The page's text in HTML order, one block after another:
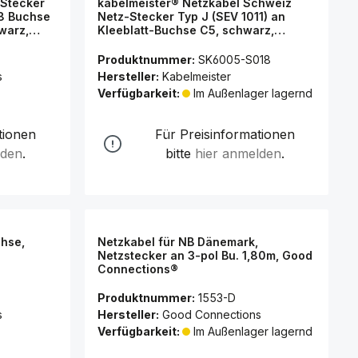
Buchse
.
kabelmeister® Netzkabel Schweiz
Netz-Stecker Typ J (SEV 1011) an
Kleeblatt-Buchse C5, schwarz,
Produktnummer: SK6005-S018
Hersteller: Kabelmeister
Verfügbarkeit:
Im Außenlager lagernd
Für Preisinformationen
bitte hier anmelden.
Netzkabel für NB Dänemark,
Netzstecker an 3-pol Bu. 1,80m, Good
Connections®
Produktnummer: 1553-D
Hersteller: Good Connections
Verfügbarkeit:
Im Außenlager lagernd